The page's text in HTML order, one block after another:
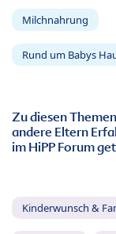
Milchnahrung
Rund um Babys
Zu diesen
andere Eltern
im HiPP Forum
Kinderwunsch &